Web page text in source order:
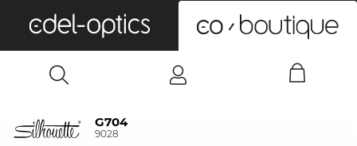
G704
9028